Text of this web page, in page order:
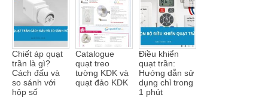
Chiết áp quạt
trần là gì?
Cách đấu và
so sánh với
hộp số
Catalogue
quạt treo
tường KDK và
quạt đảo KDK
Điều khiển
quạt trần:
Hướng dẫn sử
dụng chỉ trong
1 phút